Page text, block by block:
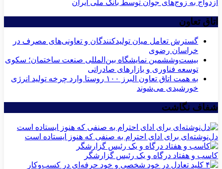
ازدواج به زوج‌های جوان توسط بانک ملی ایران
اتاق تعاون
گسترش تعامل میان تولیدکنندگان و تعاونی‌های مصرف در
خراسان رضوی
بیست‌وششمین نمایشگاه بین‌المللی صنعت ساختمان؛ سکوی
توسعه فناوری و بازارهای صادراتی
به همت اتاق تعاون البرز ۱۰۰ روستا وارد چرخه تولید انرژی
خورشیدی می‌شوند
شفاف نگاشت
دل‌نوشته‌ای برای ادای احترام به صنفی که هنوز ایستاده است
کاسب و هفتاد درگاه و یک رئیس گزارشگر